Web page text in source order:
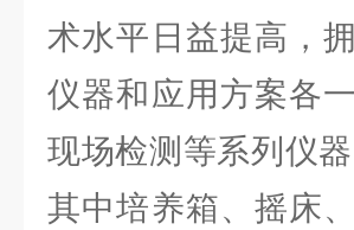
术水平日益提高，
仪器和应用方案各
现场检测等系列仪
其中培养箱、摇床